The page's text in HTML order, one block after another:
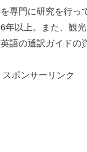
専門に研究を行っ
以上。また、観
語の通訳ガイドの
スポンサーリンク